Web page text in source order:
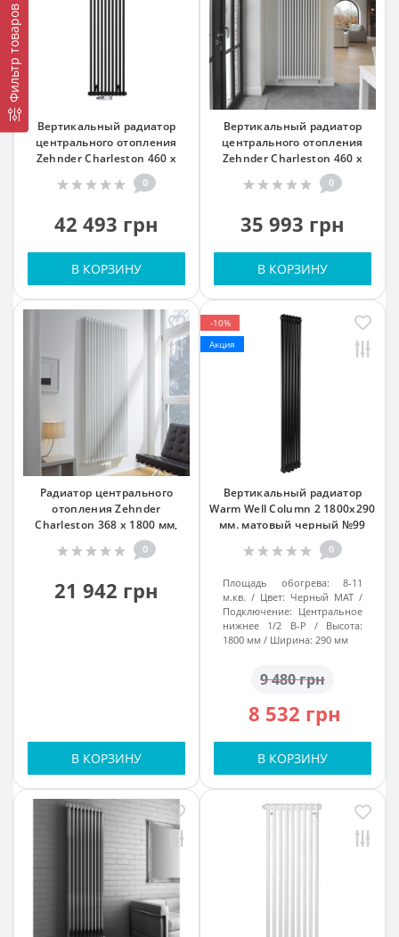
Фильтр товаров
Вертикальный радиатор
центрального отопления
Zehnder Charleston 460 x
1792, черный матовый 13-15
кв. м
0
42 493 грн
В КОРЗИНУ
Вертикальный радиатор
центрального отопления
Zehnder Charleston 460 x
1800, белый 16-18 кв. м
0
35 993 грн
В КОРЗИНУ
Радиатор центрального
отопления Zehnder
Charleston 368 x 1800 мм,
белый 13-15 кв.м
0
21 942 грн
В КОРЗИНУ
-10%
Акция
Вертикальный радиатор
Warm Well Column 2 1800x290
мм. матовый черный №99
0
Площадь обогрева:
8-11
м.кв.
Цвет: Черный МАТ
Подключение: Центральное
нижнее 1/2 В-Р
Высота:
1800 мм
Ширина: 290 мм
9 480 грн
8 532 грн
В КОРЗИНУ